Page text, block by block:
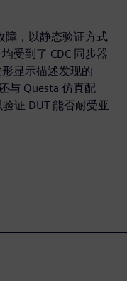
障，以静态验证方式
受到了 CDC 同步器
显示描述发现的
与 Questa 仿真配
证 DUT 能否耐受亚